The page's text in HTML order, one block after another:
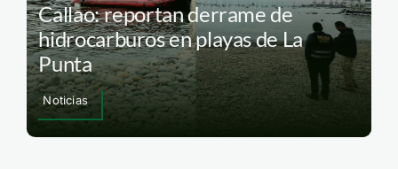
Callao: reportan derrame de
hidrocarburos en playas de La
Punta
Noticias